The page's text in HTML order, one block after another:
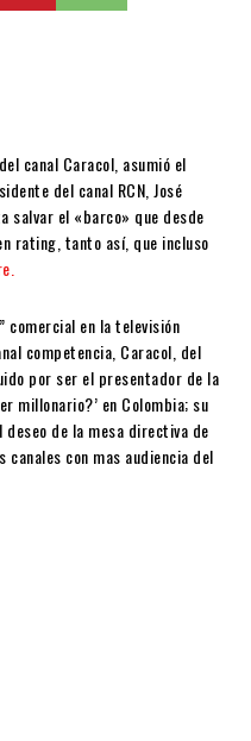
canal Caracol, asumió el
del canal RCN, José
salvar el «barco» que desde
rating, tanto así, que incluso
comercial en la televisión
competencia, Caracol, del
por ser el presentador de la
millonario?’ en Colombia; su
de la mesa directiva de
canales con mas audiencia del